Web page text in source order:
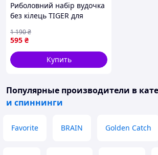
Риболовний набір вудочка
без кілець TIGER для
снасть для відпочинку на
природі
595 ₴
1 190₴
Купить
Популярные производители в
и спиннинги
Favorite BRAIN Golden Catch